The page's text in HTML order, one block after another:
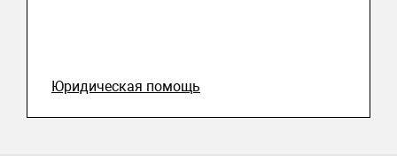
Юридическая помощь